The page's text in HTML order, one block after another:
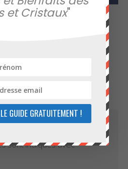
sont indiqués avec*
et Cristaux"
GUIDE GRATUITEMENT !